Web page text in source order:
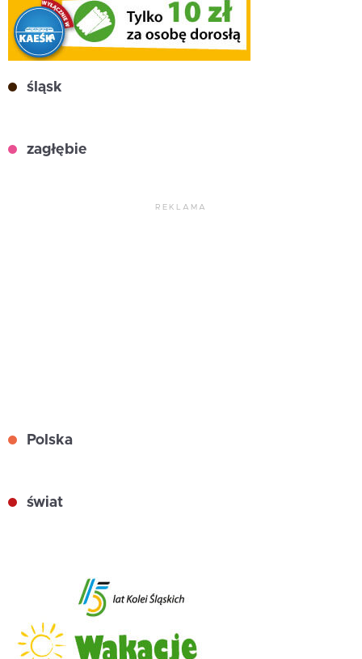
śląsk
zagłębie
REKLAMA
Polska
świat